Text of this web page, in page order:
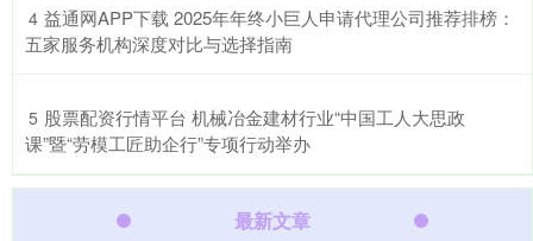
4 ​益通网APP下载 2025年年终小巨人申请代理公司推荐排榜：
五家服务机构深度对比与选择指南
5 ​股票配资行情平台 机械冶金建材行业“中国工人大思政
课”暨“劳模工匠助企行”专项行动举办
最新文章